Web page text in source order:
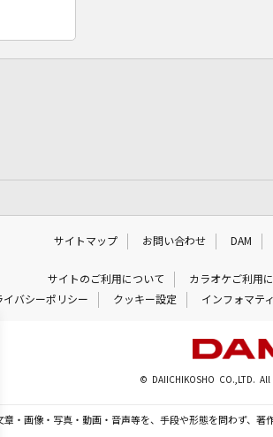
サイトマップ お問い合わせ DAM
サイトのご利用について カラオケご利用
イバシーポリシー クッキー設定 インフォマテ
© DAIICHIKOSHO CO.,LTD. All
章・画像・写真・動画・音声等を、手段や形態を問わず、